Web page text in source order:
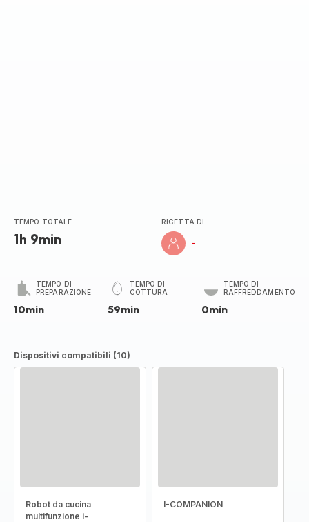
TEMPO TOTALE
1h 9min
RICETTA DI
-
TEMPO DI
PREPARAZIONE
10min
TEMPO DI
COTTURA
59min
TEMPO DI
RAFFREDDAMENTO
0min
Dispositivi compatibili (10)
Robot da cucina
multifunzione i-
I-COMPANION